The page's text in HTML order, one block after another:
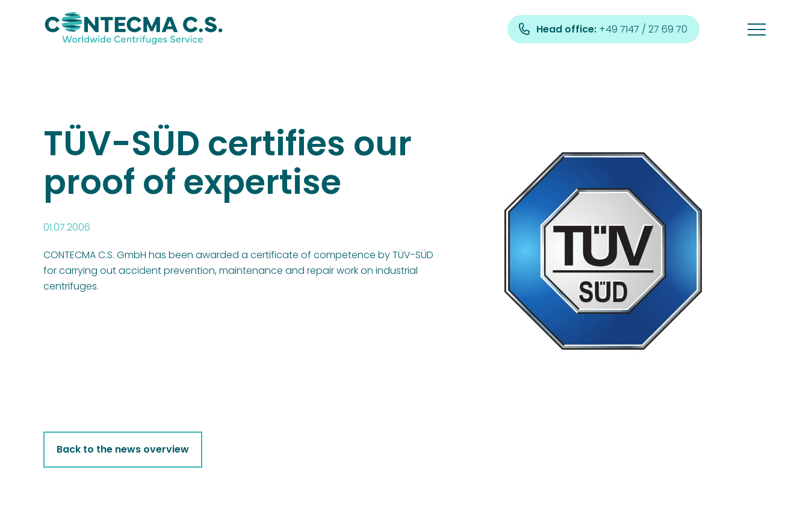
Head office: +49 7147 / 27 69 70
TÜV-SÜD certifies our
proof of expertise
01.07.2006
CONTECMA C.S. GmbH has been awarded a certificate of competence by TÜV-SÜD
for carrying out accident prevention, maintenance and repair work on industrial
centrifuges.
Back to the news overview